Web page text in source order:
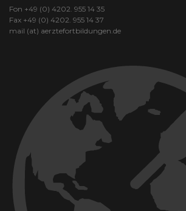
Fon +49 (0) 4202. 955 14 35
Fax +49 (0) 4202. 955 14 37
mail (at) aerztefortbildungen.de